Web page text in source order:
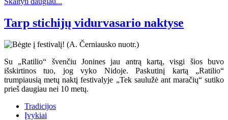
Tarp stichijų vidurvasario naktyse
Su „Ratilio“ švenčiu Jonines jau antrą kartą, visgi šios buvo
išskirtinos tuo, jog vyko Nidoje. Paskutinį kartą „Ratilio“
trumpiausią metų naktį festivalyje „Tek saulužė ant maračių“ sutiko
prieš daugiau nei 10 metų.
Tradicijos
Įvykiai